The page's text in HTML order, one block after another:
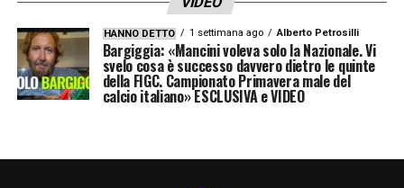
emozioni. Da casa è impossibile cogliere
l’elettricità che può attraversare uno stadio
in certe partite. E credo che ci stia
trasmetterlo ai telespettatori».
LA PLAYLIST DELLE NOSTRE TOP NEWS
HANNO DETTO 1 settimana ago Alberto Petrosilli
Bargiggia: «Mancini voleva solo la Nazionale. Vi
svelo cosa è successo davvero dietro le quinte
della FIGC. Campionato Primavera male del
calcio italiano» ESCLUSIVA e VIDEO